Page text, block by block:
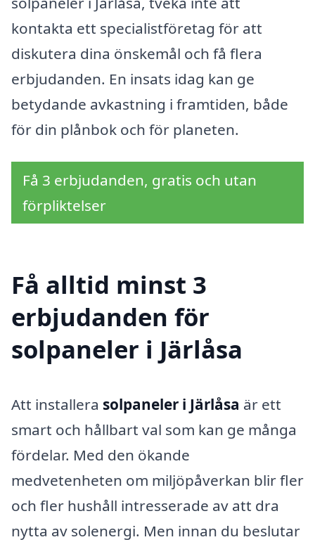
kontakta ett specialistföretag för att
diskutera dina önskemål och få flera
erbjudanden. En insats idag kan ge
betydande avkastning i framtiden, både
för din plånbok och för planeten.
Få 3 erbjudanden, gratis och utan
förpliktelser
Få alltid minst 3
erbjudanden för
solpaneler i Järlåsa
Att installera solpaneler i Järlåsa är ett
smart och hållbart val som kan ge många
fördelar. Med den ökande
medvetenheten om miljöpåverkan blir fler
och fler hushåll intresserade av att dra
nytta av solenergi. Men innan du beslutar